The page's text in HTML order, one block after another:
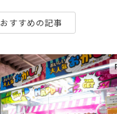
おすすめの記事